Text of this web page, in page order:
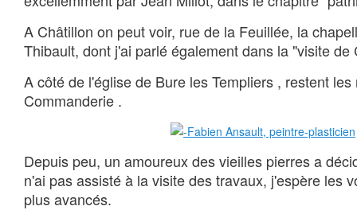
A Châtillon on peut voir, rue de la Feuillée, la
Thibault, dont j'ai parlé également dans la "visite de
A côté de l'église de Bure les Templiers , restent
Commanderie .
Depuis peu, un amoureux des vieilles pierres a
n'ai pas assisté à la visite des travaux, j'espère les
plus avancés.